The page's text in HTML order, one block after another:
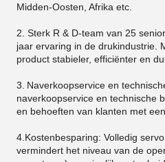
Midden-Oosten, Afrika etc.
2. Sterk R & D-team van 25
jaar ervaring in de drukindustrie.
product stabieler, efficiënter en
3. Naverkoopservice en
naverkoopservice en technische
en behoeften van klanten met
4.Kostenbesparing: Volledig
vermindert het niveau van de